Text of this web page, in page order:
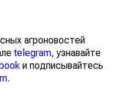
агроновостей
telegram, узнавайте
и подписывайтесь
.